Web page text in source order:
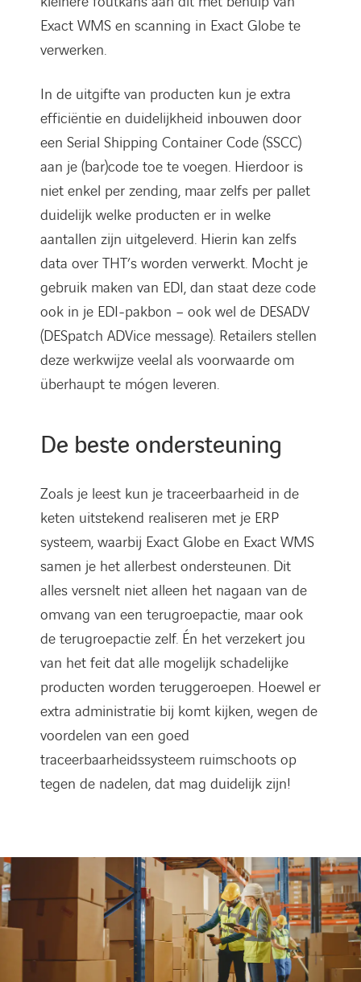
Exact WMS en scanning in Exact Globe te
verwerken.
In de uitgifte van producten kun je extra
efficiëntie en duidelijkheid inbouwen door
een Serial Shipping Container Code (SSCC)
aan je (bar)code toe te voegen. Hierdoor is
niet enkel per zending, maar zelfs per pallet
duidelijk welke producten er in welke
aantallen zijn uitgeleverd. Hierin kan zelfs
data over THT’s worden verwerkt. Mocht je
gebruik maken van EDI, dan staat deze code
ook in je EDI-pakbon – ook wel de DESADV
(DESpatch ADVice message). Retailers stellen
deze werkwijze veelal als voorwaarde om
überhaupt te mógen leveren.
De beste ondersteuning
Zoals je leest kun je traceerbaarheid in de
keten uitstekend realiseren met je ERP
systeem, waarbij Exact Globe en Exact WMS
samen je het allerbest ondersteunen. Dit
alles versnelt niet alleen het nagaan van de
omvang van een terugroepactie, maar ook
de terugroepactie zelf. Én het verzekert jou
van het feit dat alle mogelijk schadelijke
producten worden teruggeroepen. Hoewel er
extra administratie bij komt kijken, wegen de
voordelen van een goed
traceerbaarheidssysteem ruimschoots op
tegen de nadelen, dat mag duidelijk zijn!